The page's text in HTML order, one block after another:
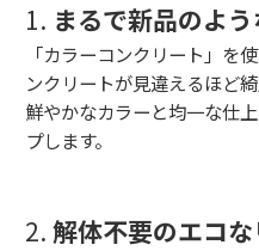
1. まるで新品のよ
「カラーコンクリート」を
ンクリートが見違えるほど
鮮やかなカラーと均一な仕
プします。
2. 解体不要のエコ